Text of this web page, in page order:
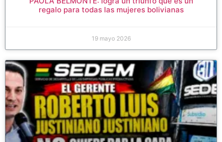
regalo para todas las mujeres bolivianas
19 mayo 2026